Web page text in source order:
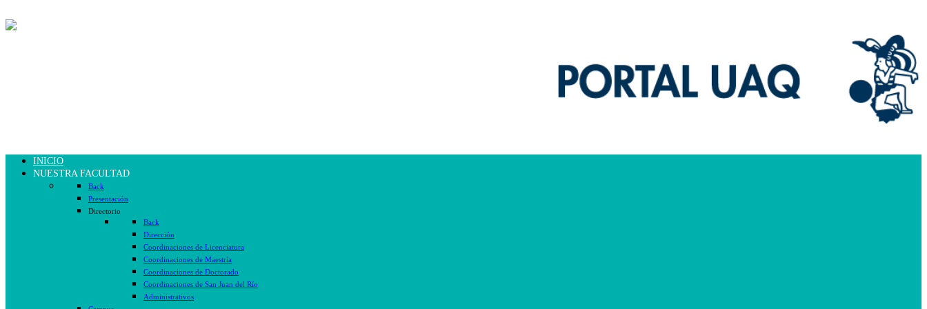
INICIO
NUESTRA FACULTAD
Back
Presentación
Directorio
Back
Dirección
Coordinaciones de Licenciatura
Coordinaciones de Maestría
Coordinaciones de Doctorado
Coordinaciones de San Juan del Río
Administrativos